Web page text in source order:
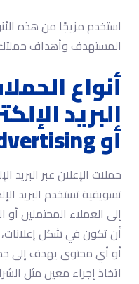
استخدم مزيجًا من هذه
المستهدف وأهداف حملتك
أنواع
البريد
أو Direct Mail Advertising
حملات الإعلان عبر البريد
تسويقية تستخدم البريد
إلى العملاء المحتملين أو
أن تكون في شكل
أو أي محتوى يهدف إلى
اتخاذ إجراء معين مثل